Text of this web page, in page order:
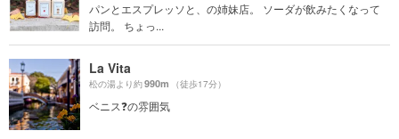
パンとエスプレッソと、の姉妹店。 ソーダが飲みたくなって
訪問。 ちょっ...
La Vita
松の湯より約990m （徒歩17分）
ベニス❓の雰囲気